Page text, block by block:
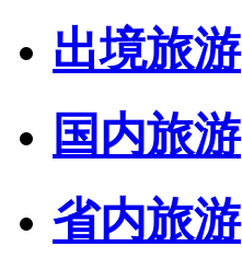
出境旅游
国内旅游
省内旅游